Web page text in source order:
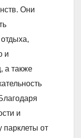
Они
и
а также
и
парклеты от